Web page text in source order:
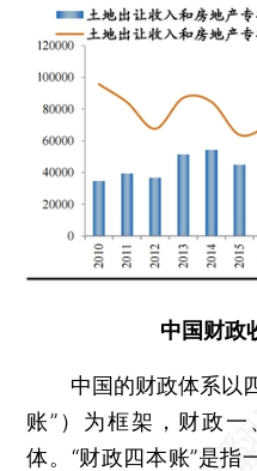
中国财政
中国的财政体系以四
账”）为框架，财政
体。“财政四本账”是指